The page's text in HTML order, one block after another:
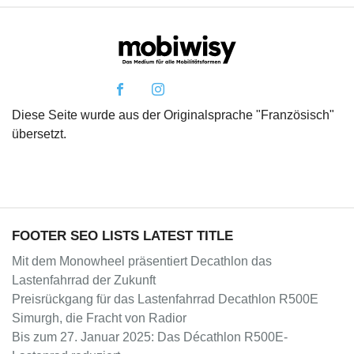
Diese Seite wurde aus der Originalsprache "Französisch"
übersetzt.
FOOTER SEO LISTS LATEST TITLE
Mit dem Monowheel präsentiert Decathlon das
Lastenfahrrad der Zukunft
Preisrückgang für das Lastenfahrrad Decathlon R500E
Simurgh, die Fracht von Radior
Bis zum 27. Januar 2025: Das Décathlon R500E-